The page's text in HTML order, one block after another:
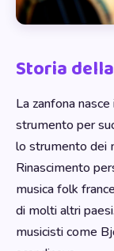
Storia
La zanfona
strumento per
lo strumento dei
Rinascimento
musica folk
di molti altri
musicisti come